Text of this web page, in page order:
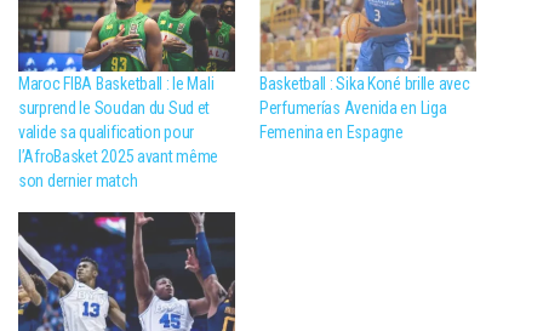
Maroc FIBA Basketball : le Mali
surprend le Soudan du Sud et
valide sa qualification pour
l’AfroBasket 2025 avant même
son dernier match
Basketball : Sika Koné brille avec
Perfumerías Avenida en Liga
Femenina en Espagne